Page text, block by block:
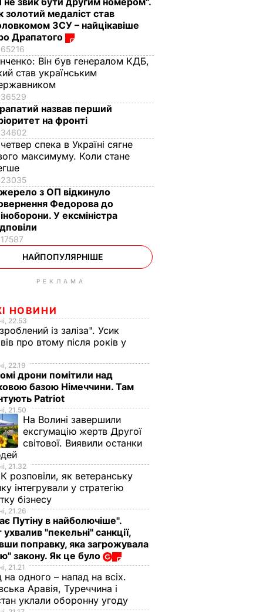
золотий медаліст став
ЗСУ – найцікавіше
Драпатого
65216
Він був генералом КДБ,
став українським
36529
назвав перший
на фронті
34602
спека в Україні сягне
максимуму. Коли стане
23035
з ОП відкинуло
Федорова до
У ексміністра
17587
НАЙПОПУЛЯРНІШЕ
РЕКЛАМА
НОВИНИ
22.53
із заліза". Усик
про втому після років у
22.19
дрони помітили над
базою Німеччини. Там
Patriot
21.50
На Волині завершили
ексгумацію жертв Другої
світової. Виявили останки
21.32
розповіли, як ветеранську
інтегрували у стратегію
бізнесу
21.26
Путіну в найболючіше".
"пекельні" санкції,
поправку, яка загрожувала
закону. Як це було
21.21
на одного – напад на всіх.
Аравія, Туреччина і
уклали оборонну угоду